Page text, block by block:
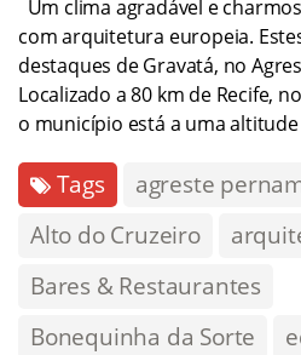
Um clima agradável e
com arquitetura europeia.
destaques de Gravatá, no
Localizado a 80 km de Recife,
o município está a uma
Tags
agreste
Alto do Cruzeiro
Bares & Restaurantes
Bonequinha da Sorte